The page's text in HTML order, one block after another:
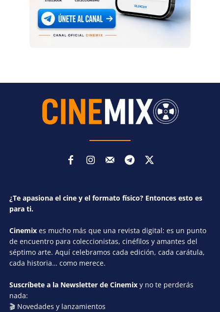
¿Te apasiona el cine y el formato físico? Entonces esto es
para ti.
Cinemix es mucho más que una revista digital: es un punto
de encuentro para coleccionistas, cinéfilos y amantes del
séptimo arte. Aquí celebramos cada edición, cada carátula,
cada historia… como merece.
Suscríbete a la Newsletter de Cinemix y no te perderás
nada:
🎬 Novedades y lanzamientos